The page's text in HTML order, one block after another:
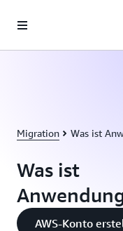
Überspringen zum
Migration Was ist
Was ist
AWS-Konto